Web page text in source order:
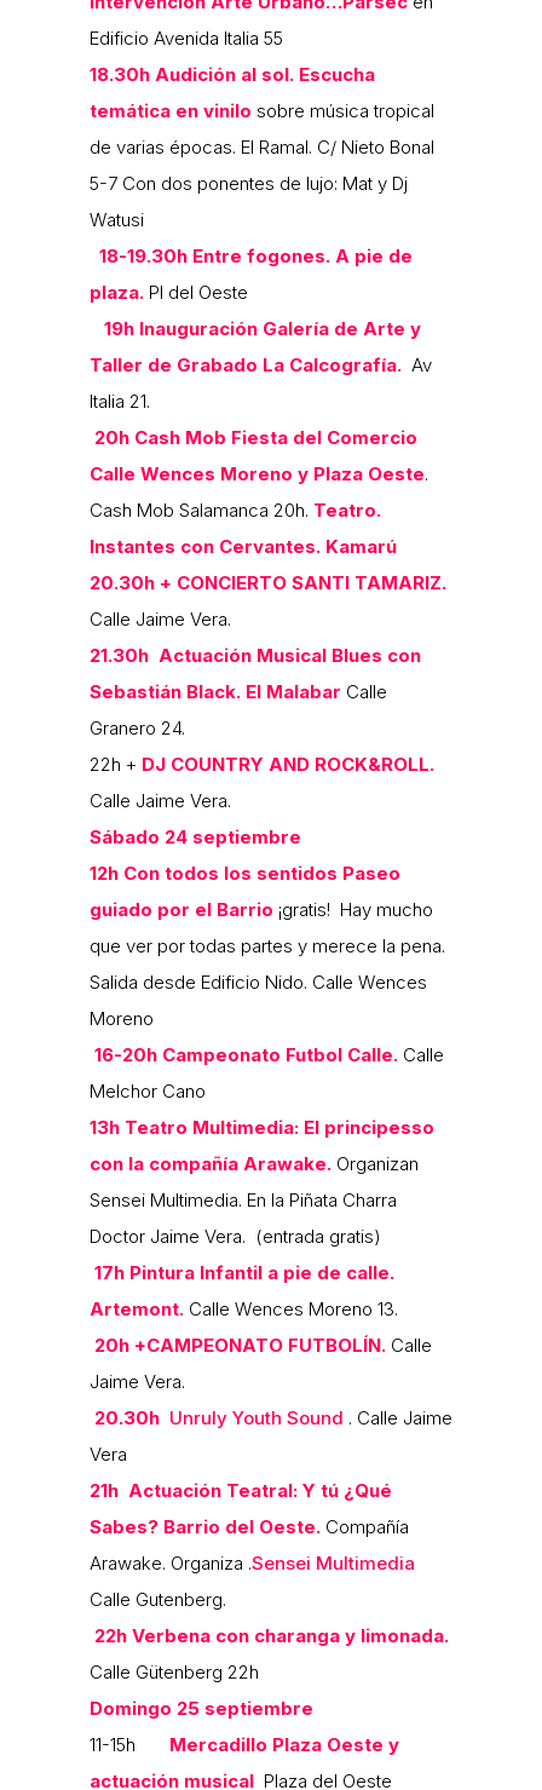
Edificio Avenida Italia 55
18.30h Audición al sol. Escucha
temática en vinilo sobre música tropical
de varias épocas. El Ramal. C/ Nieto Bonal
5-7 Con dos ponentes de lujo: Mat y Dj
Watusi
18-19.30h Entre fogones. A pie de
plaza. Pl del Oeste
19h Inauguración Galería de Arte y
Taller de Grabado La Calcografía. Av
Italia 21.
20h Cash Mob Fiesta del Comercio
Calle Wences Moreno y Plaza Oeste.
Cash Mob Salamanca 20h. Teatro.
Instantes con Cervantes. Kamarú
20.30h + CONCIERTO SANTI TAMARIZ.
Calle Jaime Vera.
21.30h Actuación Musical Blues con
Sebastián Black. El Malabar Calle
Granero 24.
22h + DJ COUNTRY AND ROCK&ROLL.
Calle Jaime Vera.
Sábado 24 septiembre
12h Con todos los sentidos Paseo
guiado por el Barrio ¡gratis! Hay mucho
que ver por todas partes y merece la pena.
Salida desde Edificio Nido. Calle Wences
Moreno
16-20h Campeonato Futbol Calle. Calle
Melchor Cano
13h Teatro Multimedia: El principesso
con la compañía Arawake. Organizan
Sensei Multimedia. En la Piñata Charra
Doctor Jaime Vera. (entrada gratis)
17h Pintura Infantil a pie de calle.
Artemont. Calle Wences Moreno 13.
20h +CAMPEONATO FUTBOLÍN. Calle
Jaime Vera.
20.30h Unruly Youth Sound . Calle Jaime
Vera
21h Actuación Teatral: Y tú ¿Qué
Sabes? Barrio del Oeste. Compañía
Arawake. Organiza .Sensei Multimedia
Calle Gutenberg.
22h Verbena con charanga y limonada.
Calle Gütenberg 22h
Domingo 25 septiembre
11-15h Mercadillo Plaza Oeste y
actuación musical Plaza del Oeste